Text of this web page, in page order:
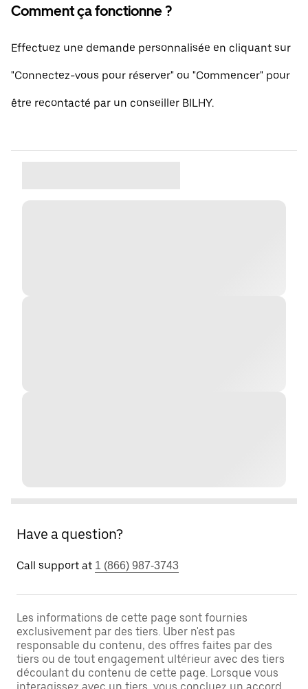
Comment ça fonctionne ?
Effectuez une demande personnalisée en cliquant sur
"Connectez-vous pour réserver" ou "Commencer" pour
être recontacté par un conseiller BILHY.
Have a question?
Call support at 1 (866) 987-3743
Les informations de cette page sont fournies
exclusivement par des tiers. Uber n'est pas
responsable du contenu, des offres faites par des
tiers ou de tout engagement ultérieur avec des tiers
découlant du contenu de cette page. Lorsque vous